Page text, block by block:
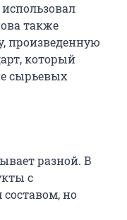
также
произведенную
который
сырьевых
разной. В
с
но